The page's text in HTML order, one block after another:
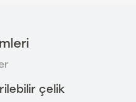
Sürekli Akış
Tam
Yaş Kimya
çelik